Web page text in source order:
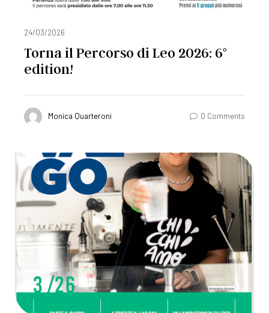
24/03/2026
Torna il Percorso di Leo 2026: 6°
edition!
Monica Quarteroni 0 Comments